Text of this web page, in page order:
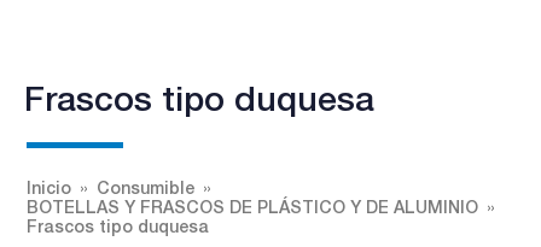
Frascos tipo duquesa
Inicio
Consumible
BOTELLAS Y FRASCOS DE PLÁSTICO Y DE ALUMINIO
Frascos tipo duquesa